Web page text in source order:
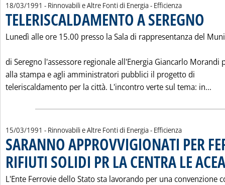
18/03/1991 - Rinnovabili e Altre Fonti di Energia - Efficienza
TELERISCALDAMENTO A SEREGNO
Lunedì alle ore 15.00 presso la Sala di rappresentanza del
di Seregno l'assessore regionale all'Energia Giancarlo Morandi
alla stampa e agli amministratori pubblici il progetto di
teleriscaldamento per la città. L'incontro verte sul tema: in...
15/03/1991 - Rinnovabili e Altre Fonti di Energia - Efficienza
SARANNO APPROVVIGIONATI PER
RIFIUTI SOLIDI PR LA CENTRA LE
L'Ente Ferrovie dello Stato sta lavorando per una convenzione